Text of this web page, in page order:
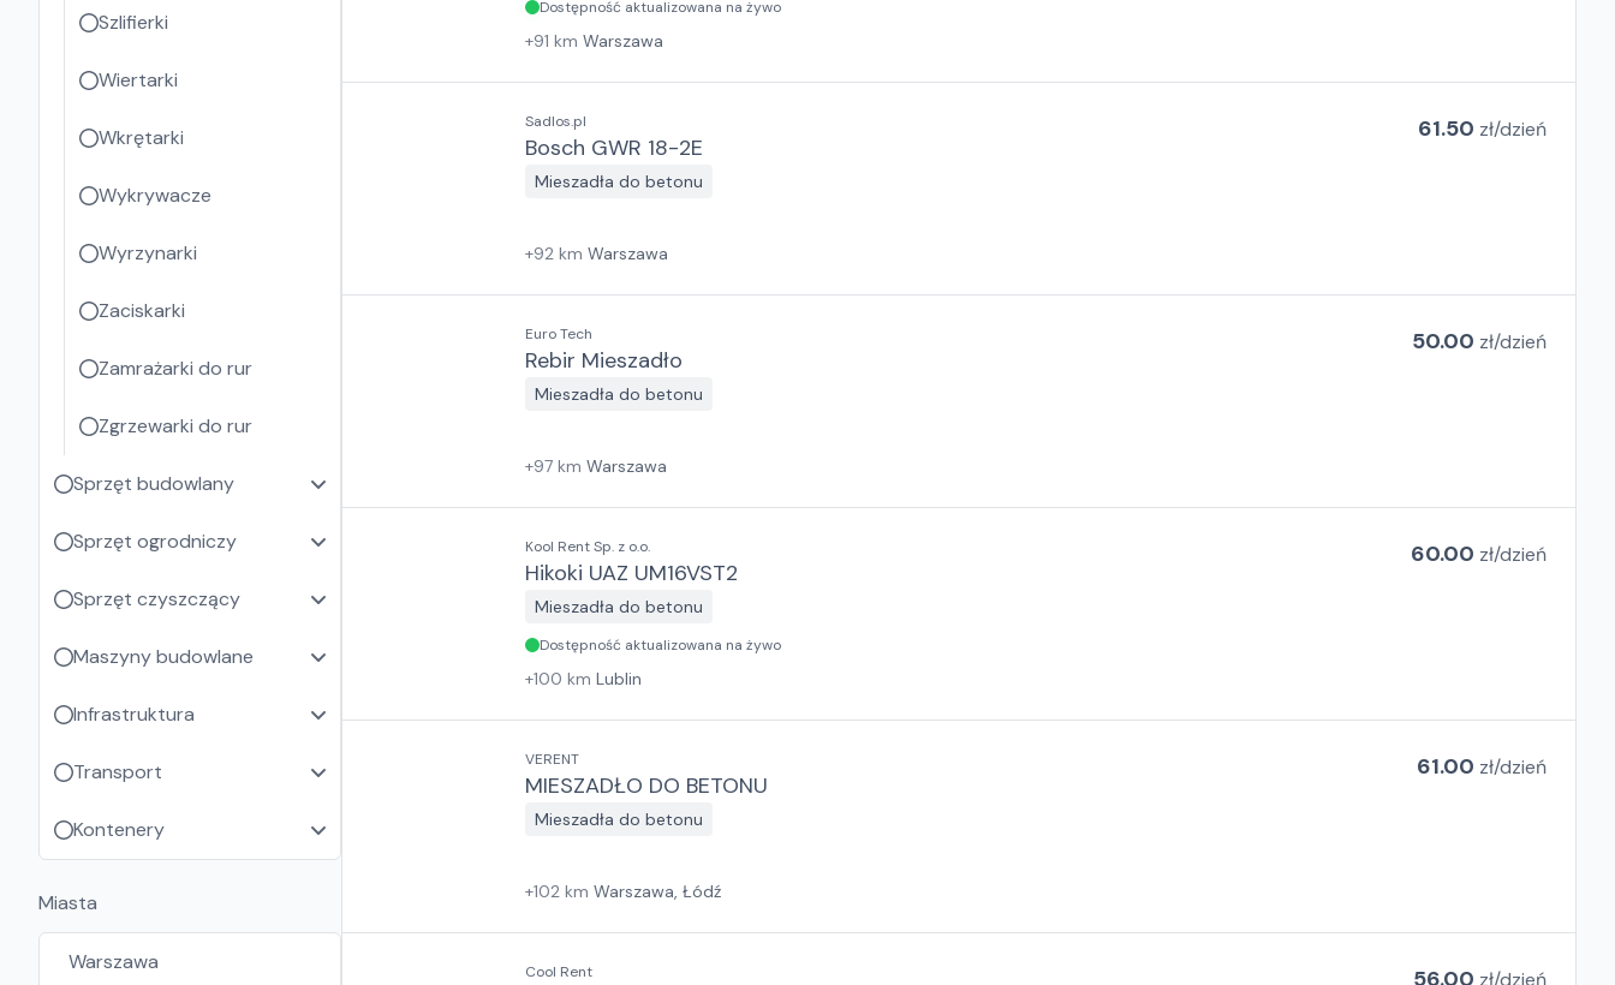
Dostępność aktualizowana na żywo
+91 km Warszawa
Sadlos.pl
Bosch GWR 18-2E
Mieszadła do betonu
61.50 zł/dzień
+92 km Warszawa
Euro Tech
Rebir Mieszadło
Mieszadła do betonu
50.00 zł/dzień
+97 km Warszawa
Kool Rent Sp. z o.o.
Hikoki UAZ UM16VST2
Mieszadła do betonu
60.00 zł/dzień
Dostępność aktualizowana na żywo
+100 km Lublin
VERENT
MIESZADŁO DO BETONU
Mieszadła do betonu
61.00 zł/dzień
+102 km Warszawa, Łódź
Cool Rent 56.00 zł/dzień
Szlifierki
Wiertarki
Wkrętarki
Wykrywacze
Wyrzynarki
Zaciskarki
Zamrażarki do rur
Zgrzewarki do rur
Sprzęt budowlany
Sprzęt ogrodniczy
Sprzęt czyszczący
Maszyny budowlane
Infrastruktura
Transport
Kontenery
Miasta
Warszawa